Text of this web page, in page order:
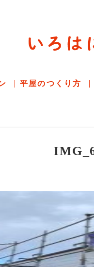
平屋のつくり方